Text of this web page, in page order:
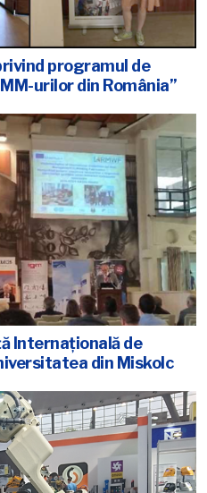
programul de
urilor din România”
Internațională de
din Miskolc